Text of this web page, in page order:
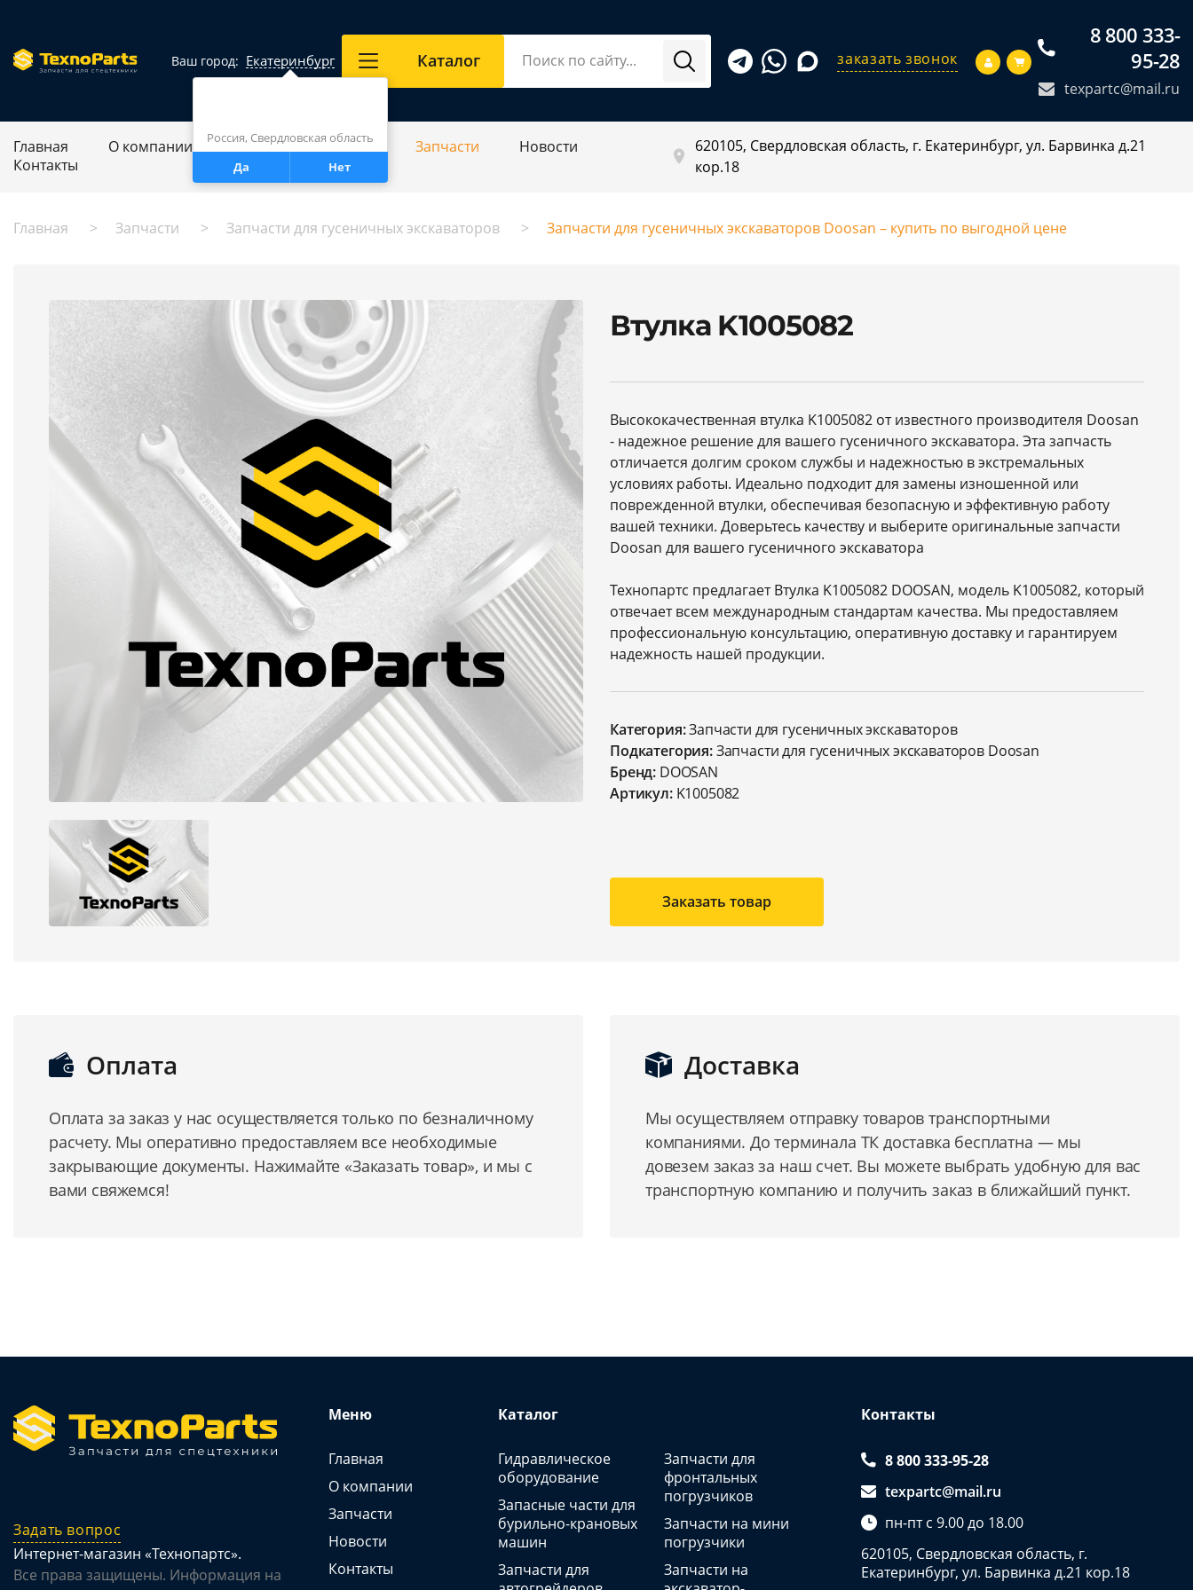
Ваш город: Екатеринбург
Россия, Свердловская область
Да
Нет
Каталог заказать звонок
8 800 333-
95-28
texpartc@mail.ru
Главная О компании Ремонт спецтехники Запчасти
Новости
Контакты
620105, Свердловская область, г. Екатеринбург, ул. Барвинка д.21
кор.18
Главная Запчасти Запчасти для гусеничных экскаваторов Запчасти для гусеничных экскаваторов Doosan – купить по выгодной цене
Втулка K1005082
Высококачественная втулка K1005082 от известного производителя Doosan
- надежное решение для вашего гусеничного экскаватора. Эта запчасть
отличается долгим сроком службы и надежностью в экстремальных
условиях работы. Идеально подходит для замены изношенной или
поврежденной втулки, обеспечивая безопасную и эффективную работу
вашей техники. Доверьтесь качеству и выберите оригинальные запчасти
Doosan для вашего гусеничного экскаватора
Технопартс предлагает Втулка K1005082 DOOSAN, модель K1005082, который
отвечает всем международным стандартам качества. Мы предоставляем
профессиональную консультацию, оперативную доставку и гарантируем
надежность нашей продукции.
Категория:Запчасти для гусеничных экскаваторов
Подкатегория:Запчасти для гусеничных экскаваторов Doosan
Бренд: DOOSAN
Артикул:K1005082
Заказать товар
Оплата
Оплата за заказ у нас осуществляется только по безналичному
расчету. Мы оперативно предоставляем все необходимые
закрывающие документы. Нажимайте «Заказать товар», и мы с
вами свяжемся!
Доставка
Мы осуществляем отправку товаров транспортными
компаниями. До терминала ТК доставка бесплатна — мы
довезем заказ за наш счет. Вы можете выбрать удобную для вас
транспортную компанию и получить заказ в ближайший пункт.
Задать вопрос
Интернет-магазин «Технопартс».
Все права защищены. Информация на
Меню
Главная
О компании
Запчасти
Новости
Контакты
Каталог
Гидравлическое
оборудование
Запасные части для
бурильно-крановых
машин
Запчасти для
Запчасти для
фронтальных
погрузчиков
Запчасти на мини
погрузчики
Запчасти на
Контакты
8 800 333-95-28
texpartc@mail.ru
пн-пт с 9.00 до 18.00
620105, Свердловская область, г.
Екатеринбург, ул. Барвинка д.21 кор.18